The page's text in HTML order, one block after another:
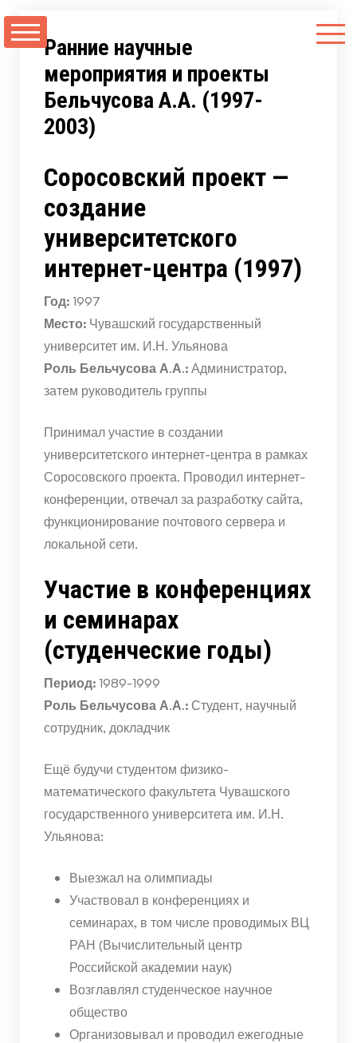
содержимомуРанние научные
мероприятия и проекты
Бельчусова А.А. (1997-
2003)
Соросовский проект —
создание
университетского
интернет-центра (1997)
Год:1997
Место:Чувашский государственный
университет им. И.Н. Ульянова
Роль Бельчусова А.А.:Администратор,
затем руководитель группы
Принимал участие в создании
университетского интернет-центра в рамках
Соросовского проекта. Проводил интернет-
конференции, отвечал за разработку сайта,
функционирование почтового сервера и
локальной сети.
Участие в конференциях
и семинарах
(студенческие годы)
Период:1989-1999
Роль Бельчусова А.А.:Студент, научный
сотрудник, докладчик
Ещё будучи студентом физико-
математического факультета Чувашского
государственного университета им. И.Н.
Ульянова:
Выезжал на олимпиады
Участвовал в конференциях и
семинарах, в том числе проводимых ВЦ
РАН (Вычислительный центр
Российской академии наук)
Возглавлял студенческое научное
общество
Организовывал и проводил ежегодные